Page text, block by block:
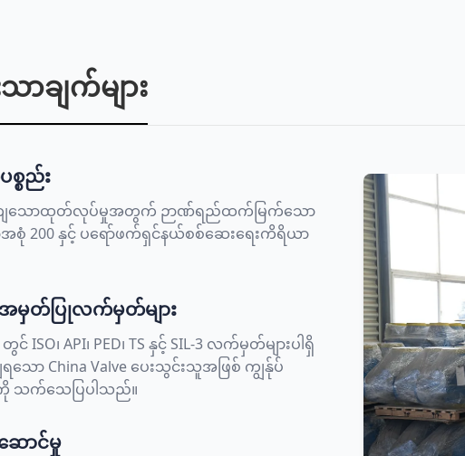
ချက်များ
စည်း
သောထုတ်လုပ်မှုအတွက် ဉာဏ်ရည်ထက်မြက်သော
အစုံ 200 နှင့် ပရော်ဖက်ရှင်နယ်စစ်ဆေးရေးကိရိယာ
မှတ်ပြုလက်မှတ်များ
င် ISO၊ API၊ PED၊ TS နှင့် SIL-3 လက်မှတ်များပါရှိ
သော China Valve ပေးသွင်းသူအဖြစ် ကျွန်ုပ်
သက်သေပြပါသည်။
ောင်မှု